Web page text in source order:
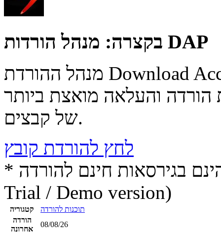
בקצרה: מנהל הורדות DAP
מנהל ההורדת Download Accelerator Plus הינה תוכנה
והעלאה מואצת ביותר
של קבצים.
לחץ להורדת קובץ
* התכנים הינם בגירסאות חינם להורדה (Free game / software,
Trial / Demo version)
קטגוריה
תוכנות להורדה
הורדה
אחרונה
08/08/26